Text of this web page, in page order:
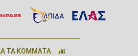
ΤΑ ΚΟΜΜΑΤΑ